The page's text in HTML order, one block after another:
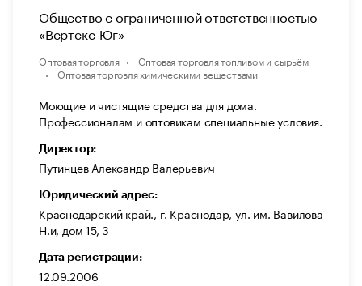
Общество с ограниченной ответственностью
«Вертекс-Юг»
Оптовая торговля
Оптовая торговля топливом и сырьём
Оптовая торговля химическими веществами
Моющие и чистящие средства для дома.
Профессионалам и оптовикам специальные условия.
Директор:
Путинцев Александр Валерьевич
Юридический адрес:
Краснодарский край., г. Краснодар, ул. им. Вавилова
Н.и, дом 15, 3
Дата регистрации:
12.09.2006